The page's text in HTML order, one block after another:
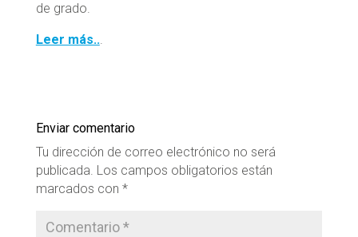
de grado.
Leer más...
Enviar comentario
Tu dirección de correo electrónico no será
publicada. Los campos obligatorios están
marcados con *